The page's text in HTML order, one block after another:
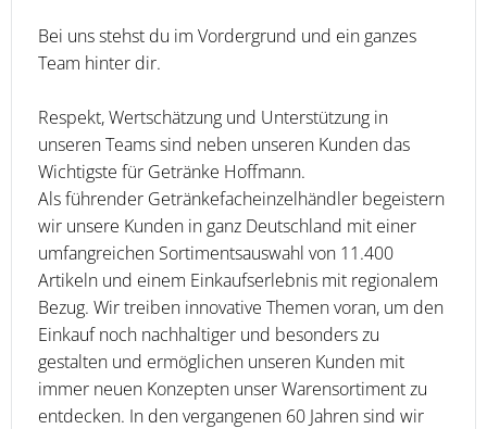
Bei uns stehst du im Vordergrund und ein ganzes
Team hinter dir.
Respekt, Wertschätzung und Unterstützung in
unseren Teams sind neben unseren Kunden das
Wichtigste für Getränke Hoffmann.
Als führender Getränkefacheinzelhändler begeistern
wir unsere Kunden in ganz Deutschland mit einer
umfangreichen Sortimentsauswahl von 11.400
Artikeln und einem Einkaufserlebnis mit regionalem
Bezug. Wir treiben innovative Themen voran, um den
Einkauf noch nachhaltiger und besonders zu
gestalten und ermöglichen unseren Kunden mit
immer neuen Konzepten unser Warensortiment zu
entdecken. In den vergangenen 60 Jahren sind wir